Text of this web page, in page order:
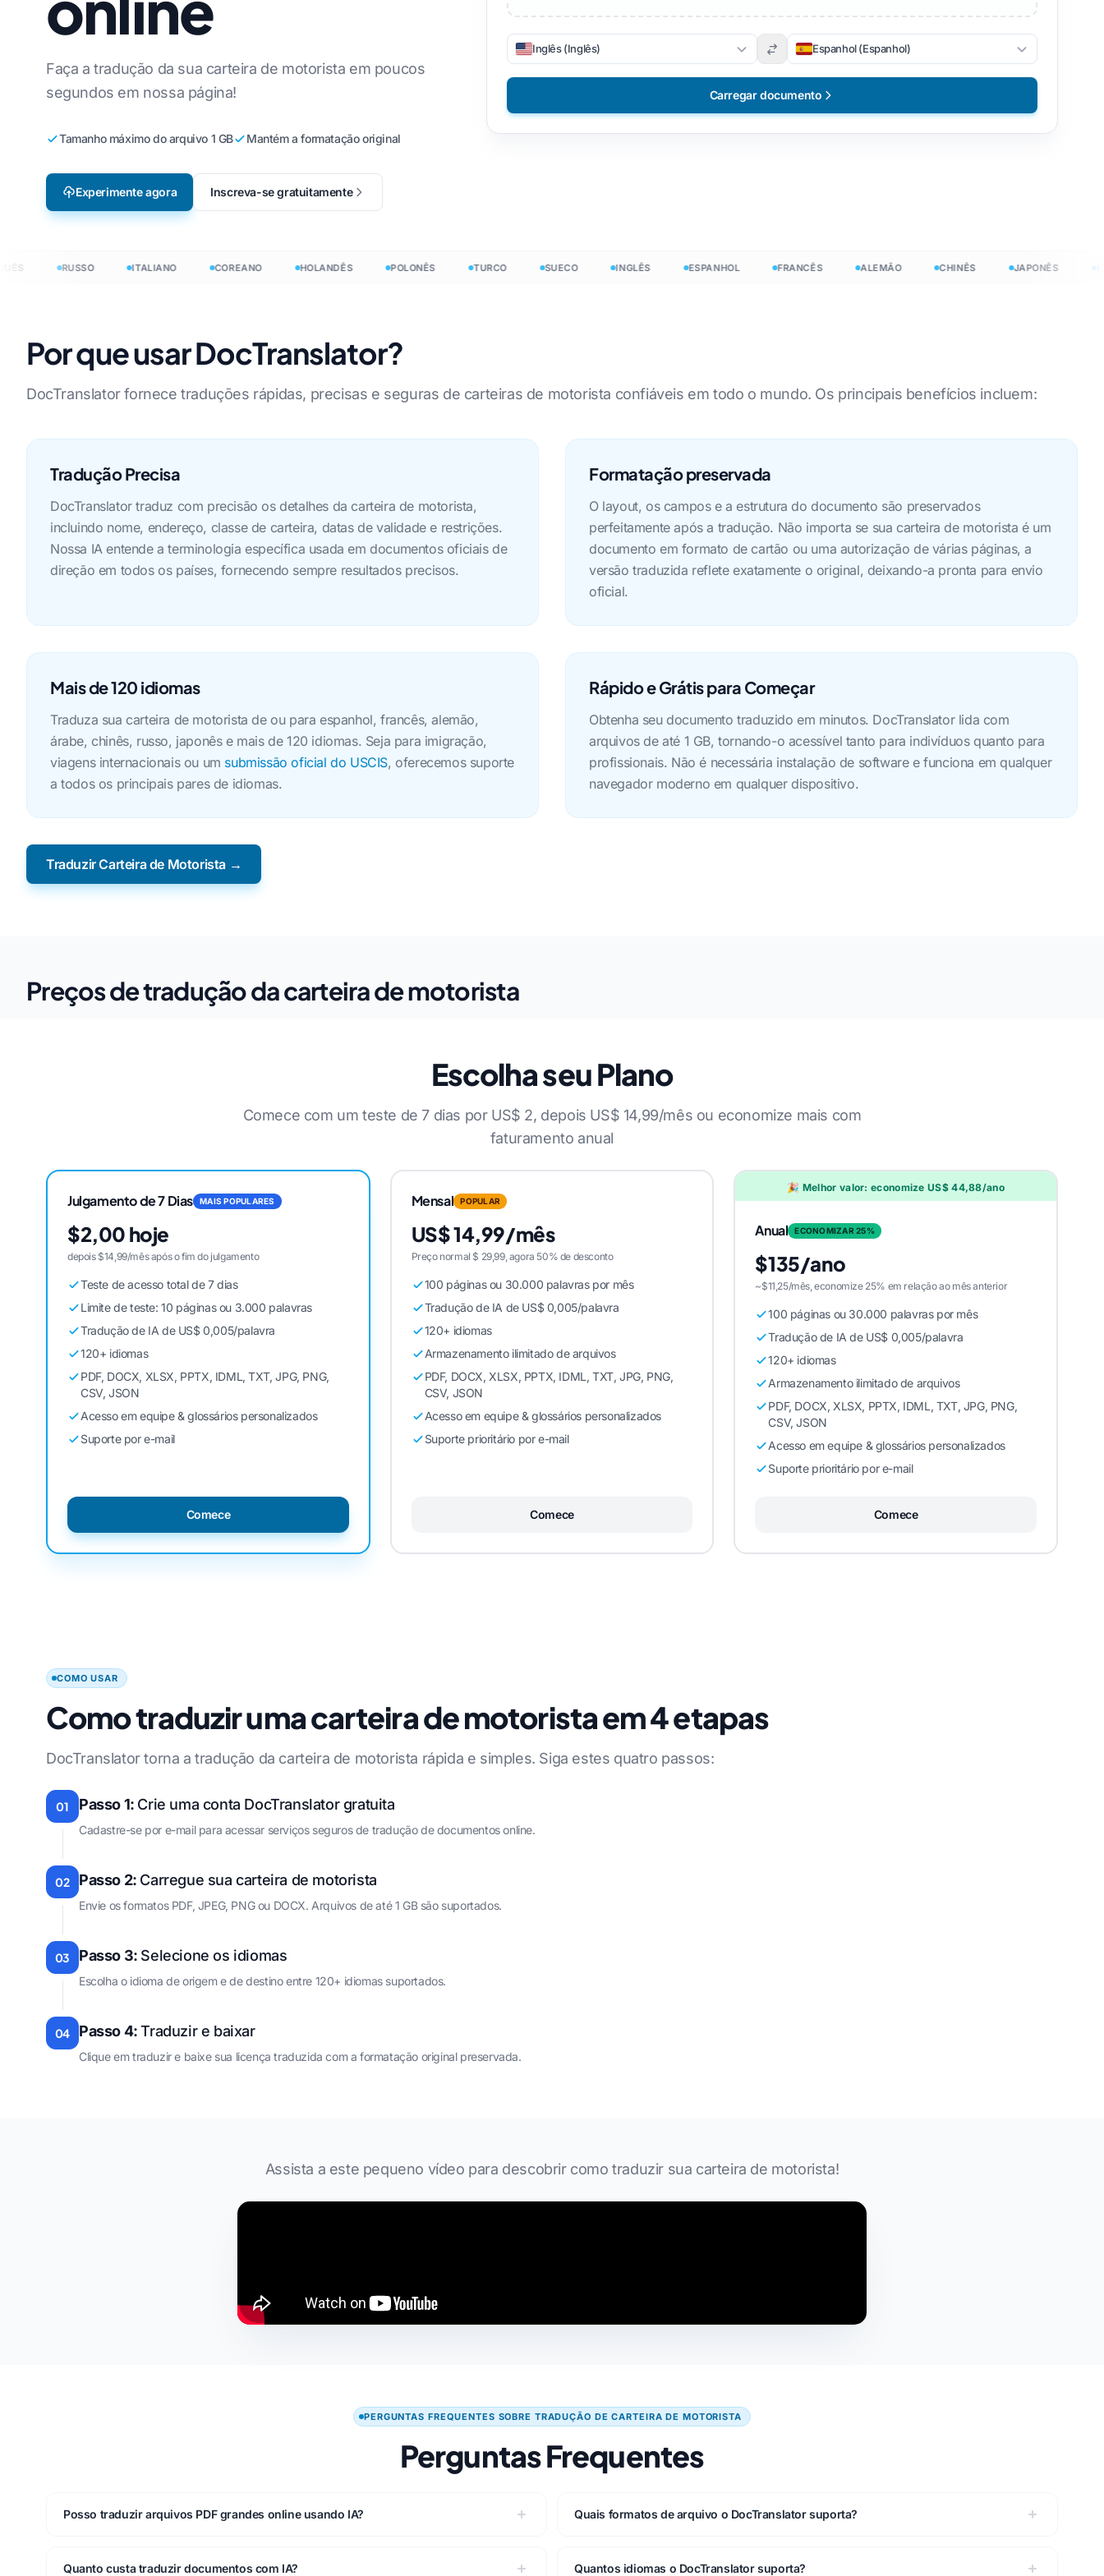
Localização de videogame
e-Learning Traduzir JSON
InDesign
Contagem de arquivos do
PowerPoint
DOCX para TXT
EPUB para PDF
Inglês para coreano
Inglês para Árabe
Inglês para Turco
Inglês para Urdu
Irlandês
Filipinas
Finlandês
Faça a tradução da sua carteira de motorista em poucos
segundos em nossa página!
Tamanho máximo do arquivo 1 GB Mantém a formatação original
Experimente agora Inscreva-se gratuitamente
Inglês (Inglês) Espanhol (Espanhol)
Carregar documento
RUSSO ITALIANO COREANO HOLANDÊS POLONÊS TURCO SUECO INGLÊS ESPANHOL FRANCÊS ALEMÃO CHINÊS JAPONÊS
Por que usar DocTranslator?
DocTranslator fornece traduções rápidas, precisas e seguras de carteiras de motorista confiáveis em todo o mundo. Os principais benefícios incluem:
Tradução Precisa
DocTranslator traduz com precisão os detalhes da carteira de motorista,
incluindo nome, endereço, classe de carteira, datas de validade e restrições.
Nossa IA entende a terminologia específica usada em documentos oficiais de
direção em todos os países, fornecendo sempre resultados precisos.
Formatação preservada
O layout, os campos e a estrutura do documento são preservados
perfeitamente após a tradução. Não importa se sua carteira de motorista é um
documento em formato de cartão ou uma autorização de várias páginas, a
versão traduzida reflete exatamente o original, deixando-a pronta para envio
oficial.
Mais de 120 idiomas
Traduza sua carteira de motorista de ou para espanhol, francês, alemão,
árabe, chinês, russo, japonês e mais de 120 idiomas. Seja para imigração,
viagens internacionais ou um submissão oficial do USCIS, oferecemos suporte
a todos os principais pares de idiomas.
Rápido e Grátis para Começar
Obtenha seu documento traduzido em minutos. DocTranslator lida com
arquivos de até 1 GB, tornando-o acessível tanto para indivíduos quanto para
profissionais. Não é necessária instalação de software e funciona em qualquer
navegador moderno em qualquer dispositivo.
Traduzir Carteira de Motorista →
Preços de tradução da carteira de motorista
Escolha seu Plano
Comece com um teste de 7 dias por US$ 2, depois US$ 14,99/mês ou economize mais com
faturamento anual
Julgamento de 7 Dias MAIS POPULARES
$2,00 hoje
depois $14,99/mês após o fim do julgamento
Teste de acesso total de 7 dias
Limite de teste: 10 páginas ou 3.000 palavras
Tradução de IA de US$ 0,005/palavra
120+ idiomas
PDF, DOCX, XLSX, PPTX, IDML, TXT, JPG, PNG,
CSV, JSON
Acesso em equipe & glossários personalizados
Suporte por e-mail
Comece
Mensal POPULAR
US$ 14,99/mês
Preço normal $ 29,99, agora 50% de desconto
100 páginas ou 30.000 palavras por mês
Tradução de IA de US$ 0,005/palavra
120+ idiomas
Armazenamento ilimitado de arquivos
PDF, DOCX, XLSX, PPTX, IDML, TXT, JPG, PNG,
CSV, JSON
Acesso em equipe & glossários personalizados
Suporte prioritário por e-mail
Comece
🎉 Melhor valor: economize US$ 44,88/ano
Anual ECONOMIZAR 25%
$135/ano
~$11,25/mês, economize 25% em relação ao mês anterior
100 páginas ou 30.000 palavras por mês
Tradução de IA de US$ 0,005/palavra
120+ idiomas
Armazenamento ilimitado de arquivos
PDF, DOCX, XLSX, PPTX, IDML, TXT, JPG, PNG,
CSV, JSON
Acesso em equipe & glossários personalizados
Suporte prioritário por e-mail
Comece
COMO USAR
Como traduzir uma carteira de motorista em 4 etapas
DocTranslator torna a tradução da carteira de motorista rápida e simples. Siga estes quatro passos:
01 Passo 1: Crie uma conta DocTranslator gratuita
Cadastre-se por e-mail para acessar serviços seguros de tradução de documentos online.
02 Passo 2: Carregue sua carteira de motorista
Envie os formatos PDF, JPEG, PNG ou DOCX. Arquivos de até 1 GB são suportados.
03 Passo 3: Selecione os idiomas
Escolha o idioma de origem e de destino entre 120+ idiomas suportados.
04 Passo 4:Traduzir e baixar
Clique em traduzir e baixe sua licença traduzida com a formatação original preservada.
Assista a este pequeno vídeo para descobrir como traduzir sua carteira de motorista!
PERGUNTAS FREQUENTES SOBRE TRADUÇÃO DE CARTEIRA DE MOTORISTA
Perguntas Frequentes
Posso traduzir arquivos PDF grandes online usando IA? Quais formatos de arquivo o DocTranslator suporta?
Quanto custa traduzir documentos com IA? Quantos idiomas o DocTranslator suporta?